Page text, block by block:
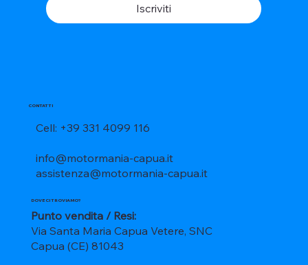
CONTATTI
Cell: +39 331 4099 116
info@motormania-capua.it
assistenza@motormania-capua.it
DOVE CI TROVIAMO?
Punto vendita / Resi:
Via Santa Maria Capua Vetere, SNC
Capua (CE) 81043
Iscriviti